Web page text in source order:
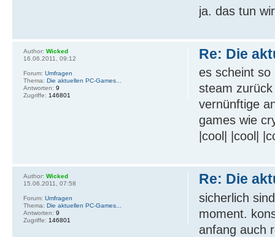
ja. das tun
Re: Die
es scheint so
steam
vernünftige
games wie
|cool| |cool|
Author: Wicked
16.06.2011, 09:12
Forum: Umfragen
Thema: Die aktuellen PC-Games...
Antworten: 9
Zugriffe: 146801
Re: Die
sicherlich
moment.
anfang auch
Author: Wicked
15.06.2011, 07:58
Forum: Umfragen
Thema: Die aktuellen PC-Games...
Antworten: 9
Zugriffe: 146801